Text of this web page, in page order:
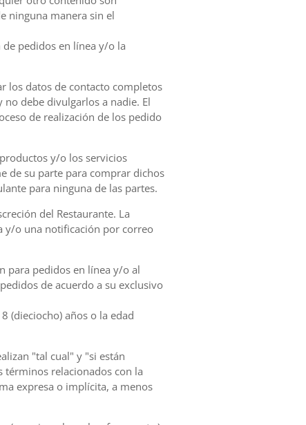
ninguna manera sin el
pedidos en línea y/o la
los datos de contacto completos
debe divulgarlos a nadie. El
de realización de los pedido
y/o los servicios
de su parte para comprar dichos
para ninguna de las partes.
del Restaurante. La
y/o una notificación por correo
para pedidos en línea y/o al
de acuerdo a su exclusivo
(dieciocho) años o la edad
"tal cual" y "si están
términos relacionados con la
expresa o implícita, a menos